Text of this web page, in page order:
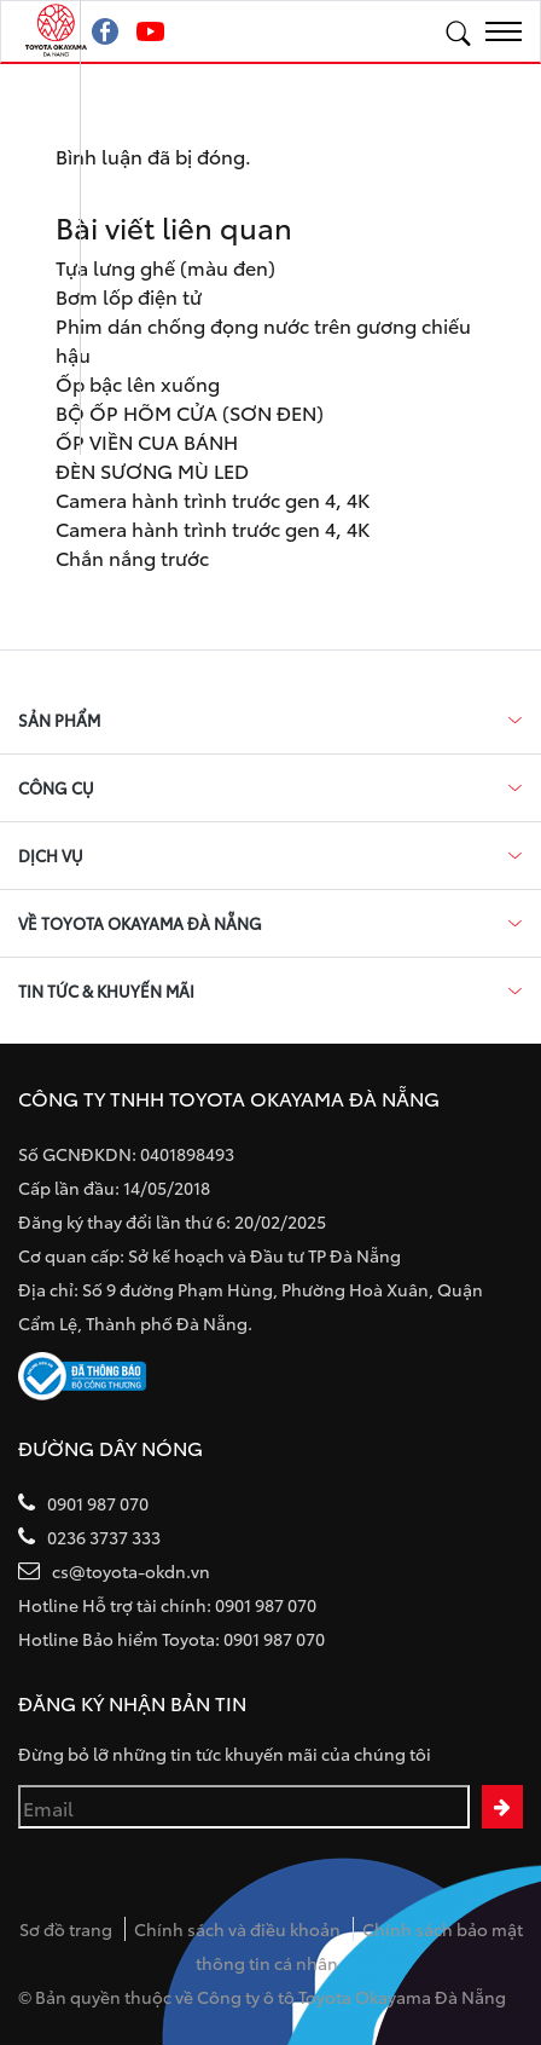
Bình luận đã bị đóng.
Bài viết liên quan
Tựa lưng ghế (màu đen)
Bơm lốp điện tử
Phim dán chống đọng nước trên gương chiếu
hậu
Ốp bậc lên xuống
BỘ ỐP HÕM CỬA (SƠN ĐEN)
ỐP VIỀN CUA BÁNH
ĐÈN SƯƠNG MÙ LED
Camera hành trình trước gen 4, 4K
Camera hành trình trước gen 4, 4K
Chắn nắng trước
SẢN PHẨM
CÔNG CỤ
DỊCH VỤ
VỀ TOYOTA OKAYAMA ĐÀ NẴNG
TIN TỨC & KHUYẾN MÃI
CÔNG TY TNHH TOYOTA OKAYAMA ĐÀ NẴNG
Số GCNĐKDN: 0401898493
Cấp lần đầu: 14/05/2018
Đăng ký thay đổi lần thứ 6: 20/02/2025
Cơ quan cấp: Sở kế hoạch và Đầu tư TP Đà Nẵng
Địa chỉ: Số 9 đường Phạm Hùng, Phường Hoà Xuân, Quận
Cẩm Lệ, Thành phố Đà Nẵng.
ĐƯỜNG DÂY NÓNG
0901 987 070
0236 3737 333
cs@toyota-okdn.vn
Hotline Hỗ trợ tài chính: 0901 987 070
Hotline Bảo hiểm Toyota: 0901 987 070
ĐĂNG KÝ NHẬN BẢN TIN
Đừng bỏ lỡ những tin tức khuyến mãi của chúng tôi
Sơ đồ trang Chính sách và điều khoản
Chính sách bảo mật
thông tin cá nhân
© Bản quyền thuộc về Công ty ô tô Toyota Okayama Đà Nẵng